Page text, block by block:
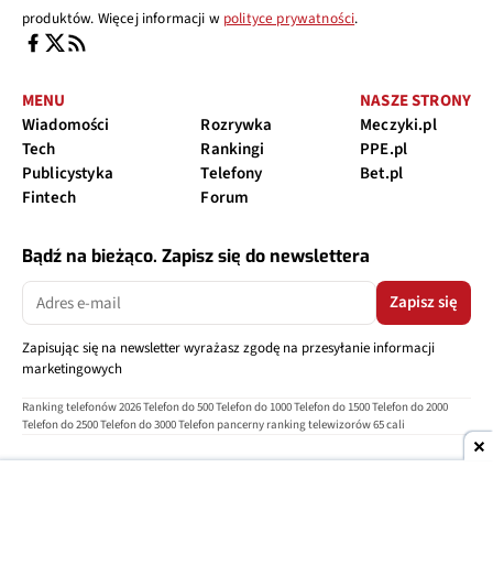
produktów. Więcej informacji w polityce prywatności.
MENU
Wiadomości
Tech
Publicystyka
Fintech
Rozrywka
Rankingi
Telefony
Forum
NASZE STRONY
Meczyki.pl
PPE.pl
Bet.pl
Bądź na bieżąco. Zapisz się do newslettera
Zapisz się
Zapisując się na newsletter wyrażasz zgodę na przesyłanie informacji
marketingowych
Ranking telefonów 2026Telefon do 500Telefon do 1000Telefon do 1500Telefon do 2000
Telefon do 2500Telefon do 3000Telefon pancerny ranking telewizorów 65 cali